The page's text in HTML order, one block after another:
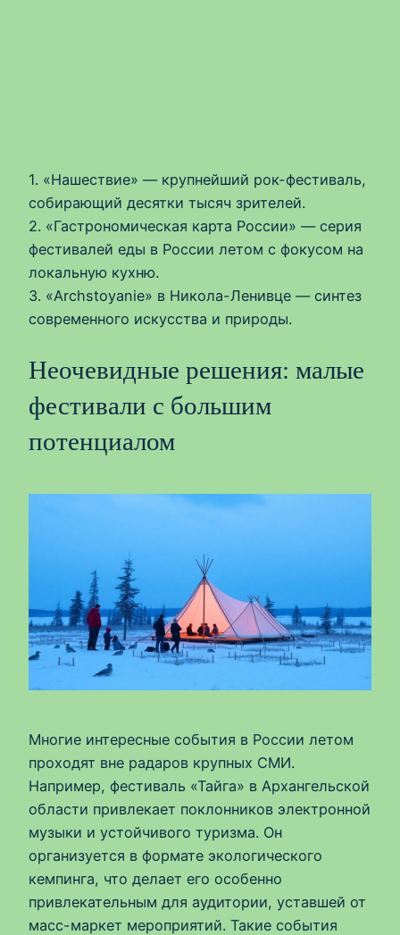
1. «Нашествие» — крупнейший рок-фестиваль,
собирающий десятки тысяч зрителей.
2. «Гастрономическая карта России» — серия
фестивалей еды в России летом с фокусом на
локальную кухню.
3. «Archstoyanie» в Никола-Ленивце — синтез
современного искусства и природы.
Неочевидные решения: малые
фестивали с большим
потенциалом
Многие интересные события в России летом
проходят вне радаров крупных СМИ.
Например, фестиваль «Тайга» в Архангельской
области привлекает поклонников электронной
музыки и устойчивого туризма. Он
организуется в формате экологического
кемпинга, что делает его особенно
привлекательным для аудитории, уставшей от
масс-маркет мероприятий. Такие события